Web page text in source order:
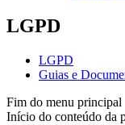
LGPD
LGPD
Guias e
Fim do menu principal
Início do conteúdo da